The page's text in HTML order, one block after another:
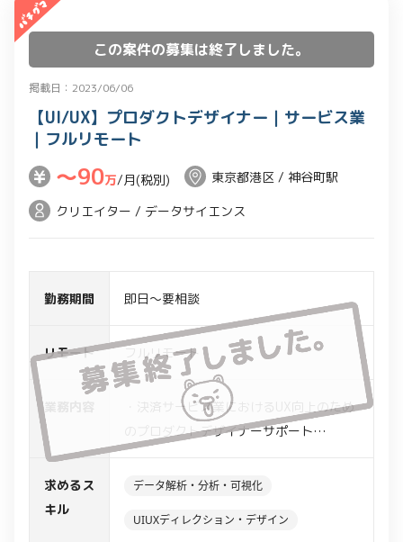
Connect、Google Play Consoleなど)を
利用したアプリの分析
るユーザー分析
・分析結果からの課題特定、課題解決の
ための施策立案・実行・管理
ョンを取りながら、課題共有や改善施策
の提案などを行う)
この案件の募集は終了しました。
掲載日：2023/06/06
【UI/UX】プロダクトデザイナー｜サービス業
｜フルリモート
〜90万/月(税別)
東京都港区 / 神谷町駅
クリエイター / データサイエンス
勤務期間 即日～要相談
リモート フルリモート
・決済サービス業におけるUX向上のため
のプロダクトデザイナーサポート
－決済サービスの新機能開発、既存機能
改善
UX/UIのトータルデザイン
求めるス
キル
データ解析・分析・可視化
UIUXディレクション・デザイン